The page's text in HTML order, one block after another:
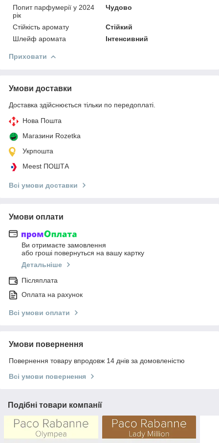
Попит парфумерії у 2024
рік
Чудово
Стійкість аромату
Стійкий
Шлейф аромата
Інтенсивний
Приховати
Умови доставки
Доставка здійснюється тільки по передоплаті.
Нова Пошта
Магазини Rozetka
Укрпошта
Meest ПОШТА
Всі умови доставки
Умови оплати
Ви отримаєте замовлення
або гроші повернуться на вашу картку
Детальніше
Післяплата
Оплата на рахунок
Всі умови оплати
Умови повернення
Повернення товару впродовж 14 днів за домовленістю
Всі умови повернення
Подібні товари компанії